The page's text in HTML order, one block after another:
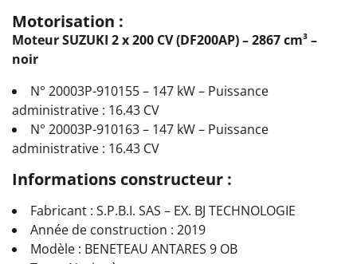
Motorisation :
Moteur SUZUKI 2 x 200 CV (DF200AP) – 2867 cm³ –
noir
N° 20003P-910155 – 147 kW – Puissance
administrative : 16.43 CV
N° 20003P-910163 – 147 kW – Puissance
administrative : 16.43 CV
Informations constructeur :
Fabricant : S.P.B.I. SAS – EX. BJ TECHNOLOGIE
Année de construction : 2019
Modèle : BENETEAU ANTARES 9 OB